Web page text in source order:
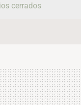
cerrados